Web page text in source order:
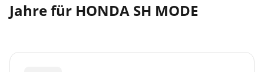
Jahre für HONDA SH MODE